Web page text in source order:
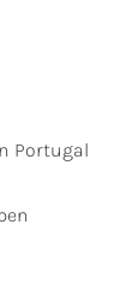
Portugal